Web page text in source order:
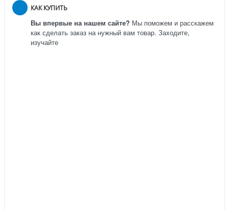
КАК КУПИТЬ
Вы впервые на нашем сайте? Мы поможем и расскажем
как сделать заказ на нужный вам товар. Заходите,
изучайте